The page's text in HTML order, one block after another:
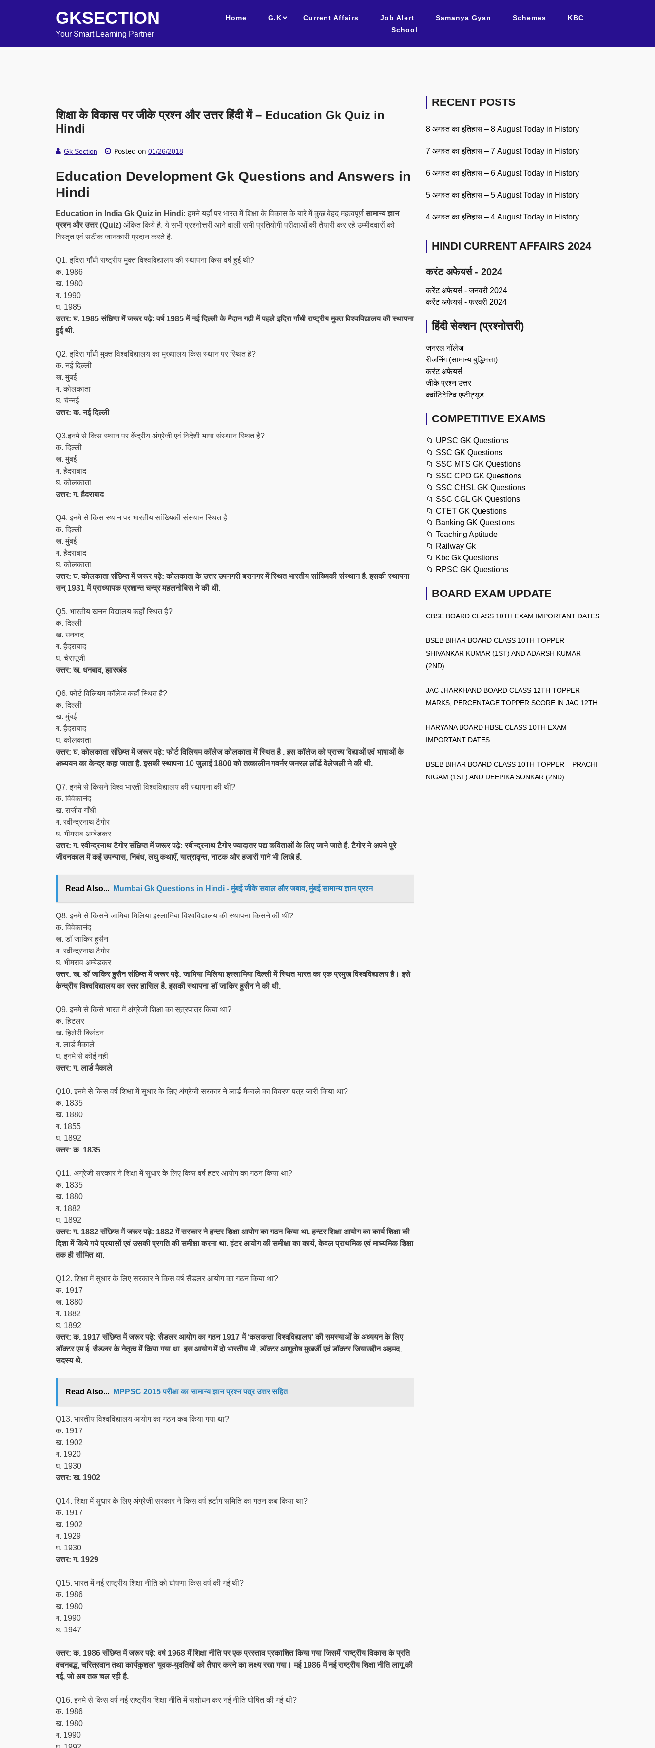
GKSECTION
Your Smart Learning Partner
Home G.K Current Affairs Job Alert Samanya Gyan Schemes
KBC
School
शिक्षा के विकास पर जीके प्रश्न और उत्तर हिंदी में – Education Gk Quiz in
Hindi
Gk Section Posted on 01/26/2018
Education Development Gk Questions and Answers in
Hindi
Education in India Gk Quiz in Hindi: हमने यहाँ पर भारत में शिक्षा के विकास के बारे में कुछ बेहद महत्वपूर्णसामान्य ज्ञान
प्रश्न और उत्तर (Quiz) अंकित किये है. ये सभी प्रश्नोत्तरी आने वाली सभी प्रतियोगी परीक्षाओं की तैयारी कर रहे उम्मीदवारों को
विस्तृत एवं सटीक जानकारी प्रदान करते है.
Q1. इदिरा गाँधी राष्ट्रीय मुक्त विश्वविद्यालय की स्थापना किस वर्ष हुई थी?
क. 1986
ख. 1980
ग. 1990
घ. 1985
उत्तर: घ. 1985 संछिप्त में जरूर पढ़े: वर्ष 1985 में नई दिल्ली के मैदान गढ़ी में पहले इदिरा गाँधी राष्ट्रीय मुक्त विश्वविद्यालय की स्थापना
हुई थी.
Q2. इदिरा गाँधी मुक्त विश्वविद्यालय का मुख्यालय किस स्थान पर स्थित है?
क. नई दिल्ली
ख. मुंबई
ग. कोलकाता
घ. चेन्नई
उत्तर: क. नई दिल्ली
Q3.इनमे से किस स्थान पर केंद्रीय अंग्रेजी एवं विदेशी भाषा संस्थान स्थित है?
क. दिल्ली
ख. मुंबई
ग. हैदराबाद
घ. कोलकाता
उत्तर: ग. हैदराबाद
Q4. इनमे से किस स्थान पर भारतीय सांख्यिकी संस्थान स्थित है
क. दिल्ली
ख. मुंबई
ग. हैदराबाद
घ. कोलकाता
उत्तर: घ. कोलकाता संछिप्त में जरूर पढ़े: कोलकाता के उत्तर उपनगरी बरानगर में स्थित भारतीय सांख्यिकी संस्थान है. इसकी स्थापना
सन् 1931 में प्राध्यापक प्रशान्त चन्द्र महलनोबिस ने की थी.
Q5. भारतीय खनन विद्यालय कहाँ स्थित है?
क. दिल्ली
ख. धनबाद
ग. हैदराबाद
घ. चेरापूंजी
उत्तर: ख. धनबाद, झारखंड
Q6. फोर्ट विलियम कॉलेज कहाँ स्थित है?
क. दिल्ली
ख. मुंबई
ग. हैदराबाद
घ. कोलकाता
उत्तर: घ. कोलकाता संछिप्त में जरूर पढ़े: फोर्ट विलियम कॉलेज कोलकाता में स्थित है . इस कॉलेज को प्राच्य विद्याओं एवं भाषाओं के
अध्ययन का केन्द्र कहा जाता है. इसकी स्थापना 10 जुलाई 1800 को तत्कालीन गवर्नर जनरल लॉर्ड वेलेजली ने की थी.
Q7. इनमे से किसने विश्व भारती विश्वविद्यालय की स्थापना की थी?
क. विवेकानंद
ख. राजीव गाँधी
ग. रवीन्द्रनाथ टैगोर
घ. भीमराव अम्बेडकर
उत्तर: ग. रवीन्द्रनाथ टैगोर संछिप्त में जरूर पढ़े: रबीन्द्रनाथ टैगोर ज्यादातर पद्य कविताओं के लिए जाने जाते है. टैगोर ने अपने पुरे
जीवनकाल में कई उपन्यास, निबंध, लघु कथाएँ, यात्रावृन्त, नाटक और हजारों गाने भी लिखे हैं.
Read Also... Mumbai Gk Questions in Hindi - मुंबई जीके सवाल और जबाव, मुंबई सामान्य ज्ञान प्रश्न
Q8. इनमे से किसने जामिया मिलिया इस्लामिया विश्वविद्यालय की स्थापना किसने की थी?
क. विवेकानंद
ख. डॉ जाकिर हुसैन
ग. रवीन्द्रनाथ टैगोर
घ. भीमराव अम्बेडकर
उत्तर: ख. डॉ जाकिर हुसैन संछिप्त में जरूर पढ़े: जामिया मिलिया इस्लामिया दिल्ली में स्थित भारत का एक प्रमुख विश्‍वविद्यालय है। इसे
केन्द्रीय विश्‍वविद्यालय का स्तर हासिल है. इसकी स्थापना डॉ जाकिर हुसैन ने की थी.
Q9. इनमे से किसे भारत में अंग्रेजी शिक्षा का सूत्रपात्र किया था?
क. हिटलर
ख. हिलेरी क्लिंटन
ग. लार्ड मैकाले
घ. इनमे से कोई नहीं
उत्तर: ग. लार्ड मैकाले
Q10. इनमे से किस वर्ष शिक्षा में सुधार के लिए अंग्रेजी सरकार ने लार्ड मैकाले का विवरण पत्र जारी किया था?
क. 1835
ख. 1880
ग. 1855
घ. 1892
उत्तर: क. 1835
Q11. अग्रेजी सरकार ने शिक्षा में सुधार के लिए किस वर्ष हटर आयोग का गठन किया था?
क. 1835
ख. 1880
ग. 1882
घ. 1892
उत्तर: ग. 1882 संछिप्त में जरूर पढ़े: 1882 में सरकार ने हन्टर शिक्षा आयोग का गठन किया था. हन्टर शिक्षा आयोग का कार्य शिक्षा की
दिशा में किये गये प्रयासों एवं उसकी प्रगति की समीक्षा करना था. हंटर आयोग की समीक्षा का कार्य, केवल प्राथमिक एवं माध्यमिक शिक्षा
तक ही सीमित था.
Q12. शिक्षा में सुधार के लिए सरकार ने किस वर्ष सैडलर आयोग का गठन किया था?
क. 1917
ख. 1880
ग. 1882
घ. 1892
उत्तर: क. 1917 संछिप्त में जरूर पढ़े: सैडलर आयोग का गठन 1917 में ‘कलकत्ता विश्वविद्यालय’ की समस्याओं के अध्ययन के लिए
डॉक्टर एम.ई. सैडलर के नेतृत्व में किया गया था. इस आयोग में दो भारतीय भी, डॉक्टर आशुतोष मुखर्जी एवं डॉक्टर जियाउद्दीन अहमद,
सदस्य थे.
Read Also... MPPSC 2015 परीक्षा का सामान्य ज्ञान प्रश्न पत्र उत्तर सहित
Q13. भारतीय विश्वविद्यालय आयोग का गठन कब किया गया था?
क. 1917
ख. 1902
ग. 1920
घ. 1930
उत्तर: ख. 1902
Q14. शिक्षा में सुधार के लिए अंग्रेजी सरकार ने किस वर्ष हर्टाग समिति का गठन कब किया था?
क. 1917
ख. 1902
ग. 1929
घ. 1930
उत्तर: ग. 1929
Q15. भारत में नई राष्ट्रीय शिक्षा नीति को घोषणा किस वर्ष की गई थी?
क. 1986
ख. 1980
ग. 1990
घ. 1947
उत्तर: क. 1986 संछिप्त में जरूर पढ़े: वर्ष 1968 में शिक्षा नीति पर एक प्रस्ताव प्रकाशित किया गया जिसमें ‘राष्ट्रीय विकास के प्रति
वचनबद्ध, चरित्रवान तथा कार्यकुशल’ युवक-युवतियों को तैयार करने का लक्ष्य रखा गया। मई 1986 में नई राष्ट्रीय शिक्षा नीति लागू की
गई, जो अब तक चल रही है.
Q16. इनमे से किस वर्ष नई राष्ट्रीय शिक्षा नीति में सशोधन कर नई नीति घोषित की गई थी?
क. 1986
ख. 1980
ग. 1990
RECENT POSTS
8 अगस्त का इतिहास – 8 August Today in History
7 अगस्त का इतिहास – 7 August Today in History
6 अगस्त का इतिहास – 6 August Today in History
5 अगस्त का इतिहास – 5 August Today in History
4 अगस्त का इतिहास – 4 August Today in History
HINDI CURRENT AFFAIRS 2024
करंट अफेयर्स - 2024
करेंट अफेयर्स - जनवरी 2024
करेंट अफेयर्स - फरवरी 2024
हिंदी सेक्शन (प्रश्नोत्तरी)
जनरल नॉलेज
रीजनिंग (सामान्य बुद्धिमत्ता)
करंट अफेयर्स
जीके प्रश्न उत्तर
क्वांटिटेटिव एप्टीट्यूड
COMPETITIVE EXAMS
📁 UPSC GK Questions
📁 SSC GK Questions
📁 SSC MTS GK Questions
📁 SSC CPO GK Questions
📁 SSC CHSL GK Questions
📁 SSC CGL GK Questions
📁 CTET GK Questions
📁 Banking GK Questions
📁 Teaching Aptitude
📁 Railway Gk
📁 Kbc Gk Questions
📁 RPSC GK Questions
BOARD EXAM UPDATE
CBSE BOARD CLASS 10TH EXAM IMPORTANT DATES
BSEB BIHAR BOARD CLASS 10TH TOPPER –
SHIVANKAR KUMAR (1ST) AND ADARSH KUMAR
(2ND)
JAC JHARKHAND BOARD CLASS 12TH TOPPER –
MARKS, PERCENTAGE TOPPER SCORE IN JAC 12TH
HARYANA BOARD HBSE CLASS 10TH EXAM
IMPORTANT DATES
BSEB BIHAR BOARD CLASS 10TH TOPPER – PRACHI
NIGAM (1ST) AND DEEPIKA SONKAR (2ND)